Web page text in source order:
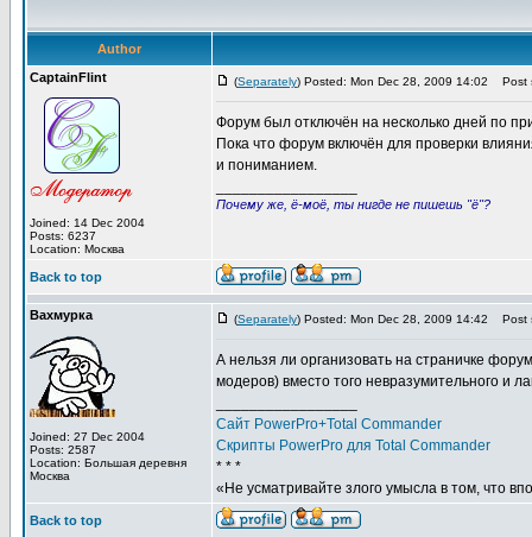
Author
CaptainFlint
Joined: 14 Dec 2004
Posts: 6237
Location: Москва
(Separately) Posted: Mon Dec 28, 2009 14:02 Post
Форум был отключён на несколько дней по
Пока что форум включён для проверки
и пониманием.
Почему же, ё-моё, ты нигде не пишешь "ё"?
Back to top
Вахмурка
Joined: 27 Dec 2004
Posts: 2587
Location: Большая деревня
Москва
(Separately) Posted: Mon Dec 28, 2009 14:42 Post
А нельзя ли организовать на страничке
модеров) вместо того невразумительного и
Сайт PowerPro+Total Commander
Скрипты PowerPro для Total Commander
* * *
«Не усматривайте злого умысла в том, что
Back to top